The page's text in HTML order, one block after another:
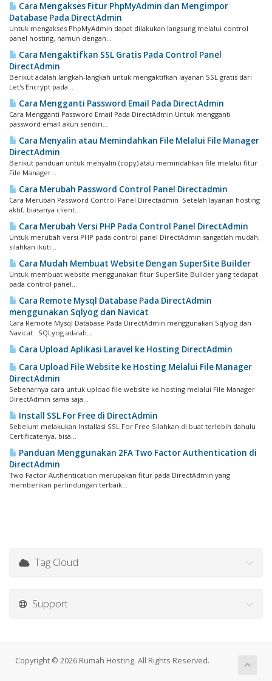
Cara Mengakses Fitur PhpMyAdmin dan Mengimpor
Database Pada DirectAdmin
Untuk mengakses PhpMyAdmin dapat dilakukan langsung melalui control
panel hosting, namun dengan...
Cara Mengaktifkan SSL Gratis Pada Control Panel
DirectAdmin
Berikut adalah langkah-langkah untuk mengaktifkan layanan SSL gratis dari
Let's Encrypt pada...
Cara Mengganti Password Email Pada DirectAdmin
Cara Mengganti Password Email Pada DirectAdmin Untuk mengganti
password email akun sendiri...
Cara Menyalin atau Memindahkan File Melalui File Manager
DirectAdmin
Berikut panduan untuk menyalin (copy) atau memindahkan file melalui fitur
File Manager...
Cara Merubah Password Control Panel Directadmin
Cara Merubah Password Control Panel Directadmin Setelah layanan hosting
aktif, biasanya client...
Cara Merubah Versi PHP Pada Control Panel DirectAdmin
Untuk merubah versi PHP pada control panel DirectAdmin sangatlah mudah,
silahkan ikuti...
Cara Mudah Membuat Website Dengan SuperSite Builder
Untuk membuat website menggunakan fitur SuperSite Builder yang tedapat
pada control panel...
Cara Remote Mysql Database Pada DirectAdmin
menggunakan Sqlyog dan Navicat
Cara Remote Mysql Database Pada DirectAdmin menggunakan Sqlyog dan
Navicat SQLyog adalah...
Cara Upload Aplikasi Laravel ke Hosting DirectAdmin
Cara Upload File Website ke Hosting Melalui File Manager
DirectAdmin
Sebenarnya cara untuk upload file website ke hosting melalui File Manager
DirectAdmin sama saja...
Install SSL For Free di DirectAdmin
Sebelum melakukan Installasi SSL For Free Silahkan di buat terlebih dahulu
Certificatenya, bisa...
Panduan Menggunakan 2FA Two Factor Authentication di
DirectAdmin
Two Factor Authentication merupakan fitur pada DirectAdmin yang
memberikan perlindungan terbaik...
Tag Cloud
Support
Copyright © 2026 Rumah Hosting. All Rights Reserved.